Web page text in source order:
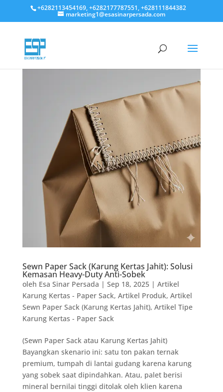
+6282113454169, +6282177787551, +628111844382
marketing1@esasinarpersada.com
Sewn Paper Sack (Karung Kertas Jahit): Solusi
Kemasan Heavy-Duty Anti-Sobek
oleh Esa Sinar Persada | Sep 18, 2025| Artikel
Karung Kertas - Paper Sack, Artikel Produk, Artikel
Sewn Paper Sack (Karung Kertas Jahit), Artikel Tipe
Karung Kertas - Paper Sack
(Sewn Paper Sack atau Karung Kertas Jahit)
Bayangkan skenario ini: satu ton pakan ternak
premium, tumpah di lantai gudang karena karung
yang sobek saat dipindahkan. Atau, palet berisi
mineral bernilai tinggi ditolak oleh klien karena